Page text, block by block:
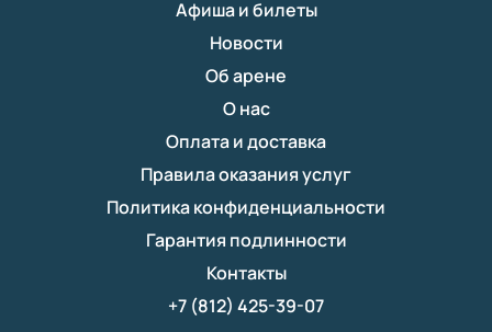
Афиша и билеты
Новости
Об арене
О нас
Оплата и доставка
Правила оказания услуг
Политика конфиденциальности
Гарантия подлинности
Контакты
+7 (812) 425-39-07